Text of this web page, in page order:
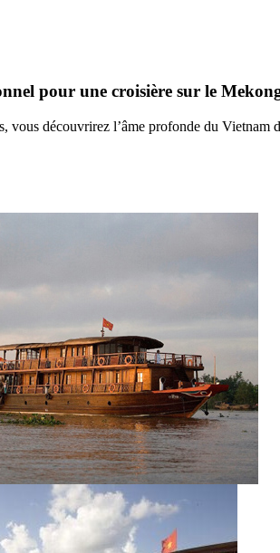
pour une croisière sur le
découvrirez l’âme profonde du Vietnam